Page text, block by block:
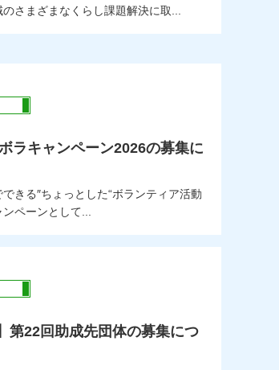
さまざまなくらし課題解決に取...
ラキャンペーン2026の募集に
きる″ちょっとした“ボランティア活動
ペーンとして...
第22回助成先団体の募集につ